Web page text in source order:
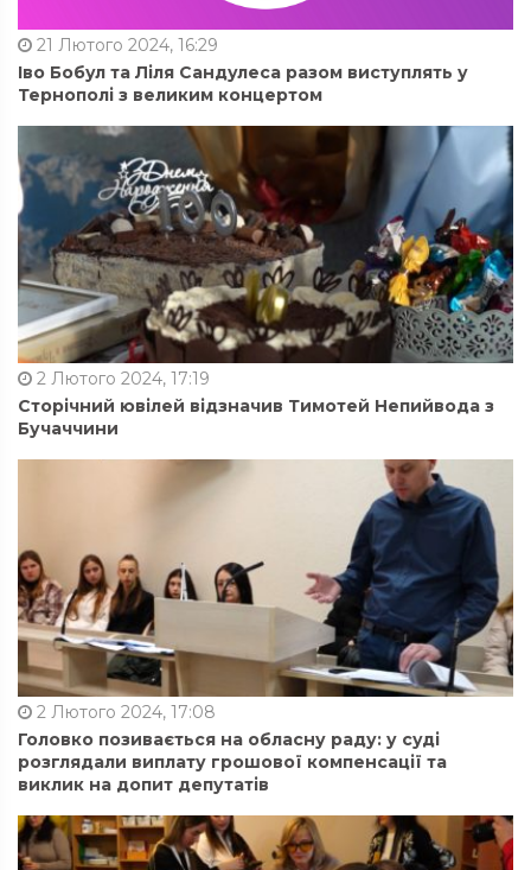
21 Лютого 2024, 16:29
Іво Бобул та Ліля Сандулеса разом виступлять у
Тернополі з великим концертом
2 Лютого 2024, 17:19
Сторічний ювілей відзначив Тимотей Непийвода з
Бучаччини
2 Лютого 2024, 17:08
Головко позивається на обласну раду: у суді
розглядали виплату грошової компенсації та
виклик на допит депутатів